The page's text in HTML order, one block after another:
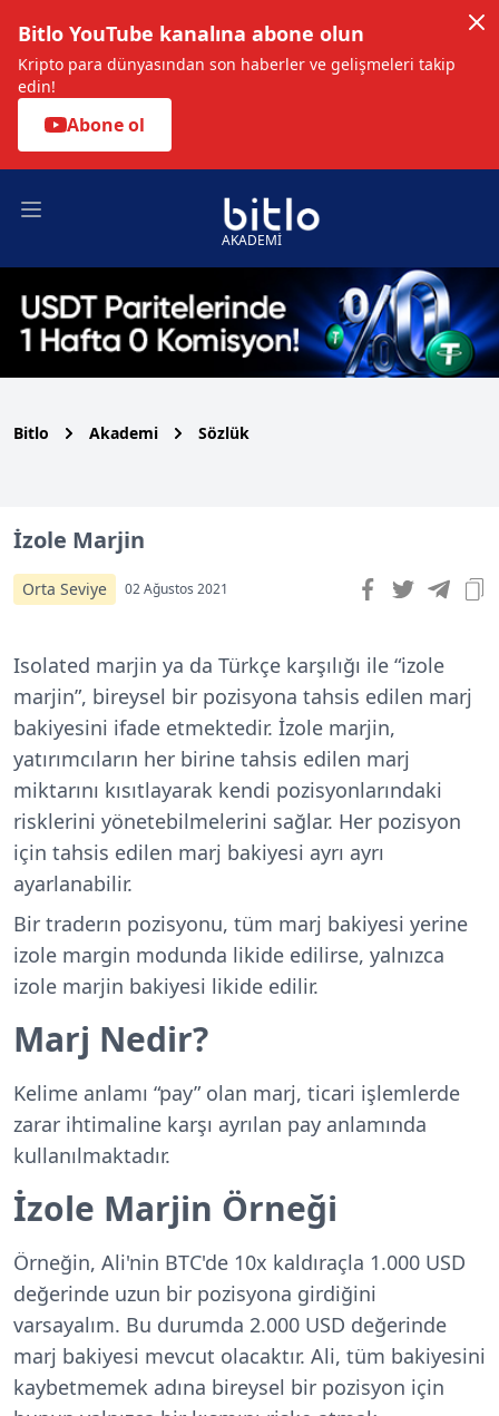
Bitlo YouTube kanalına abone olun
Kripto para dünyasından son haberler ve gelişmeleri takip
edin!
Abone ol
Open main menu
AKADEMİ
Bitlo Akademi Sözlük
İzole Marjin
Orta Seviye 02 Ağustos 2021
Isolated marjin ya da Türkçe karşılığı ile “izole
marjin”, bireysel bir pozisyona tahsis edilen marj
bakiyesini ifade etmektedir. İzole marjin,
yatırımcıların her birine tahsis edilen marj
miktarını kısıtlayarak kendi pozisyonlarındaki
risklerini yönetebilmelerini sağlar. Her pozisyon
için tahsis edilen marj bakiyesi ayrı ayrı
ayarlanabilir.
Bir traderın pozisyonu, tüm marj bakiyesi yerine
izole margin modunda likide edilirse, yalnızca
izole marjin bakiyesi likide edilir.
Marj Nedir?
Kelime anlamı “pay” olan marj, ticari işlemlerde
zarar ihtimaline karşı ayrılan pay anlamında
kullanılmaktadır.
İzole Marjin Örneği
Örneğin, Ali'nin BTC'de 10x kaldıraçla 1.000 USD
değerinde uzun bir pozisyona girdiğini
varsayalım. Bu durumda 2.000 USD değerinde
marj bakiyesi mevcut olacaktır. Ali, tüm bakiyesini
kaybetmemek adına bireysel bir pozisyon için